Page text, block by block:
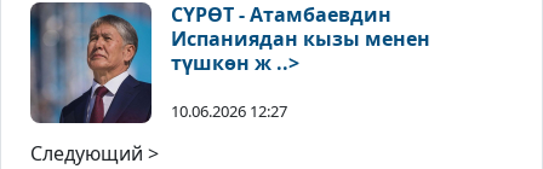
СҮРӨТ - Атамбаевдин
Испаниядан кызы менен
түшкөн ж ..>
10.06.2026 12:27
Следующий >